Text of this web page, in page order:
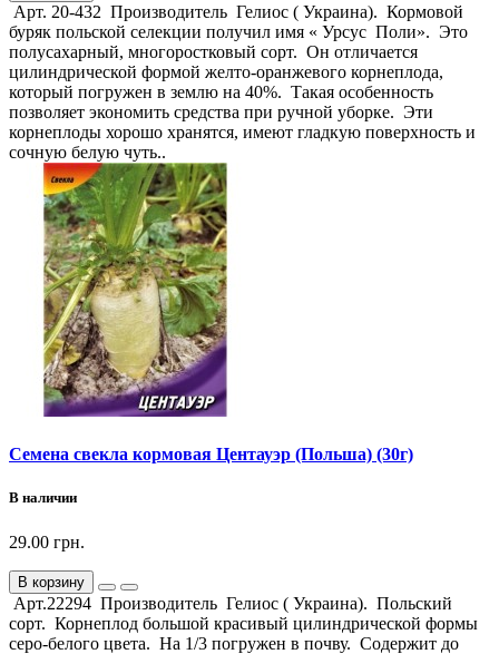
Арт. 20-432 Производитель Гелиос ( Украина). Кормовой
буряк польской селекции получил имя « Урсус Поли». Это
полусахарный, многоростковый сорт. Он отличается
цилиндрической формой желто-оранжевого корнеплода,
который погружен в землю на 40%. Такая особенность
позволяет экономить средства при ручной уборке. Эти
корнеплоды хорошо хранятся, имеют гладкую поверхность и
сочную белую чуть..
Семена свекла кормовая Центауэр (Польша) (30г)
В наличии
29.00 грн.
В корзину
Арт.22294 Производитель Гелиос ( Украина). Польский
сорт. Корнеплод большой красивый цилиндрической формы
серо-белого цвета. На 1/3 погружен в почву. Содержит до